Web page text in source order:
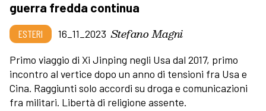
guerra fredda continua
ESTERI 16_11_2023 Stefano Magni
Primo viaggio di Xi Jinping negli Usa dal 2017, primo
incontro al vertice dopo un anno di tensioni fra Usa e
Cina. Raggiunti solo accordi su droga e comunicazioni
fra militari. Libertà di religione assente.